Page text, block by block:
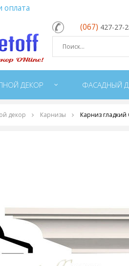
оплата
(067) 427-27-
ДЕКОР ФАСАДНЫЙ
декор Карнизы Карниз гладкий